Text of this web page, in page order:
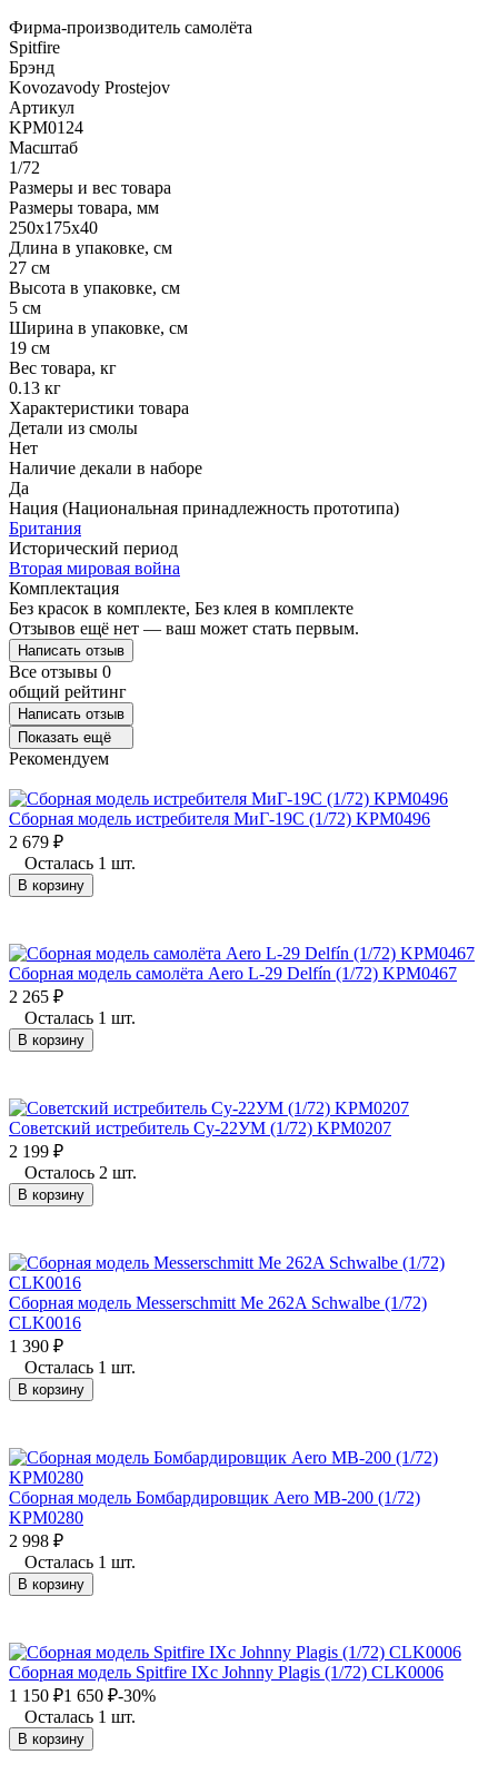
Фирма-производитель самолёта
Spitfire
Брэнд
Kovozavody Prostejov
Артикул
KPM0124
Масштаб
1/72
Размеры и вес товара
Размеры товара, мм
250x175x40
Длина в упаковке, см
27 см
Высота в упаковке, см
5 см
Ширина в упаковке, см
19 см
Вес товара, кг
0.13 кг
Характеристики товара
Детали из смолы
Нет
Наличие декали в наборе
Да
Нация (Национальная принадлежность прототипа)
Британия
Исторический период
Вторая мировая война
Комплектация
Без красок в комплекте, Без клея в комплекте
Отзывов ещё нет — ваш может стать первым.
Написать отзыв
Все отзывы 0
общий рейтинг
Написать отзыв
Показать ещё
Рекомендуем
Сборная модель истребителя МиГ-19С (1/72) KPM0496
2 679 ₽
Осталась 1 шт.
В корзину
Сборная модель самолёта Aero L-29 Delfín (1/72) KPM0467
2 265 ₽
Осталась 1 шт.
В корзину
Советский истребитель Су-22УМ (1/72) KPM0207
2 199 ₽
Осталось 2 шт.
В корзину
Сборная модель Messerschmitt Me 262A Schwalbe (1/72)
CLK0016
1 390 ₽
Осталась 1 шт.
В корзину
Сборная модель Бомбардировщик Aero MB-200 (1/72)
KPM0280
2 998 ₽
Осталась 1 шт.
В корзину
Сборная модель Spitfire IXc Johnny Plagis (1/72) CLK0006
1 150 ₽1 650 ₽-30%
Осталась 1 шт.
В корзину